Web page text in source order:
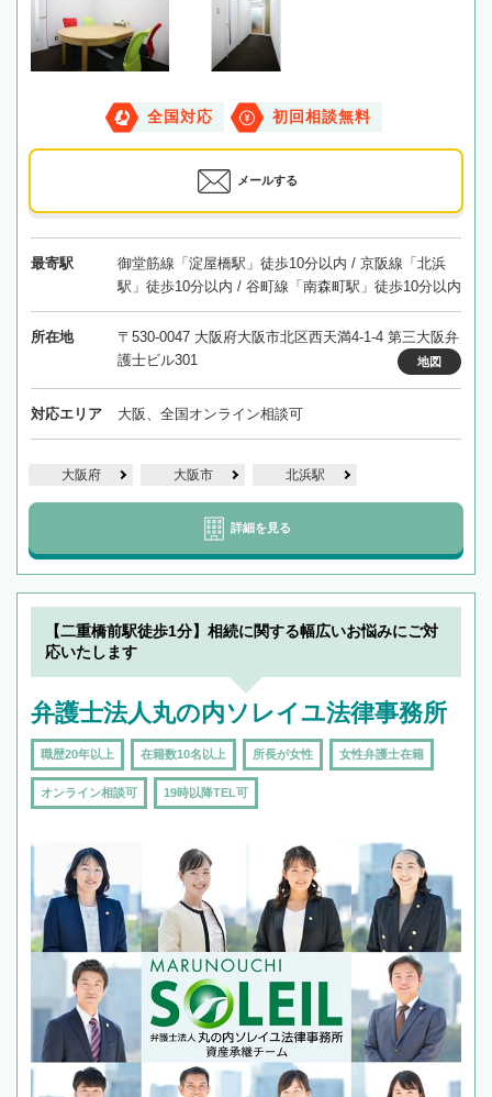
全国対応 初回相談無料
メールする
最寄駅
御堂筋線「淀屋橋駅」徒歩10分以内 / 京阪線「北浜
駅」徒歩10分以内 / 谷町線「南森町駅」徒歩10分以内
所在地
〒530-0047 大阪府大阪市北区西天満4-1-4 第三大阪弁
護士ビル301
地図
対応エリア 大阪、全国オンライン相談可
大阪府 大阪市 北浜駅
詳細を見る
【二重橋前駅徒歩1分】相続に関する幅広いお悩みにご対
応いたします
弁護士法人丸の内ソレイユ法律事務所
職歴20年以上 在籍数10名以上 所長が女性 女性弁護士在籍
オンライン相談可 19時以降TEL可